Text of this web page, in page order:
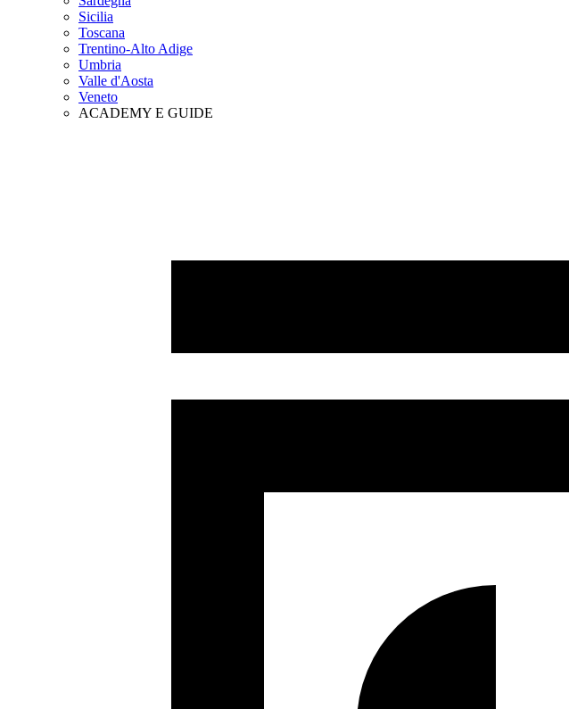
Sicilia
Toscana
Trentino-Alto Adige
Umbria
Valle d'Aosta
Veneto
ACADEMY E GUIDE